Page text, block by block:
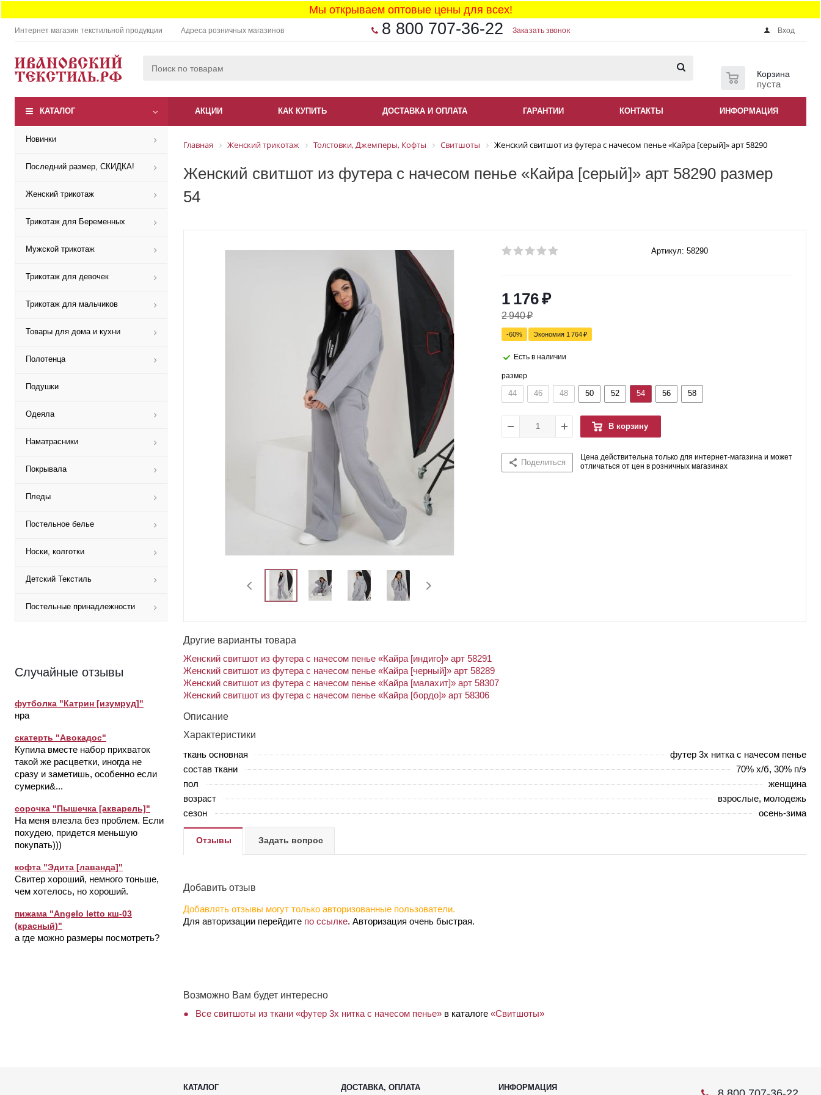
Мы открываем оптовые цены для всех!
Интернет магазин текстильной продукции Адреса розничных магазинов 8 800 707-36-22 Заказать звонок Вход
Корзина
пуста
КАТАЛОГ АКЦИИ КАК КУПИТЬ ДОСТАВКА И ОПЛАТА ГАРАНТИИ КОНТАКТЫ ИНФОРМАЦИЯ
Новинки
Последний размер, СКИДКА!
Женский трикотаж
Трикотаж для Беременных
Мужской трикотаж
Трикотаж для девочек
Трикотаж для мальчиков
Товары для дома и кухни
Полотенца
Подушки
Одеяла
Наматрасники
Покрывала
Пледы
Постельное белье
Носки, колготки
Детский Текстиль
Постельные принадлежности
Случайные отзывы
футболка "Катрин [изумруд]"
нра
скатерть "Авокадос"
Купила вместе набор прихваток
такой же расцветки, иногда не
сразу и заметишь, особенно если
сумерки&...
сорочка "Пышечка [акварель]"
На меня влезла без проблем. Если
похудею, придется меньшую
покупать)))
кофта "Эдита [лаванда]"
Свитер хороший, немного тоньше,
чем хотелось, но хороший.
пижама "Angelo letto кш-03
(красный)"
а где можно размеры посмотреть?
Главная Женский трикотаж Толстовки, Джемперы, Кофты Свитшоты Женский свитшот из футера с начесом пенье «Кайра [серый]» арт 58290
Женский свитшот из футера с начесом пенье «Кайра [серый]» арт 58290 размер
54
Артикул: 58290
1 176₽
2 940₽
-60% Экономия 1 764₽
Есть в наличии
размер
44 46 48 50 52 54 56 58
В корзину
Поделиться
Цена действительна только для интернет-магазина и может
отличаться от цен в розничных магазинах
Другие варианты товара
Женский свитшот из футера с начесом пенье «Кайра [индиго]» арт 58291
Женский свитшот из футера с начесом пенье «Кайра [черный]» арт 58289
Женский свитшот из футера с начесом пенье «Кайра [малахит]» арт 58307
Женский свитшот из футера с начесом пенье «Кайра [бордо]» арт 58306
Описание
Характеристики
ткань основная
футер 3х нитка с начесом пенье
состав ткани
70% х/б, 30% п/э
пол
женщина
возраст
взрослые, молодежь
сезон
осень-зима
Отзывы Задать вопрос
Добавить отзыв
Добавлять отзывы могут только авторизованные пользователи.
Для авторизации перейдите по ссылке. Авторизация очень быстрая.
Возможно Вам будет интересно
Все свитшоты из ткани «футер 3х нитка с начесом пенье» в каталоге «Свитшоты»
КАТАЛОГ ДОСТАВКА, ОПЛАТА ИНФОРМАЦИЯ